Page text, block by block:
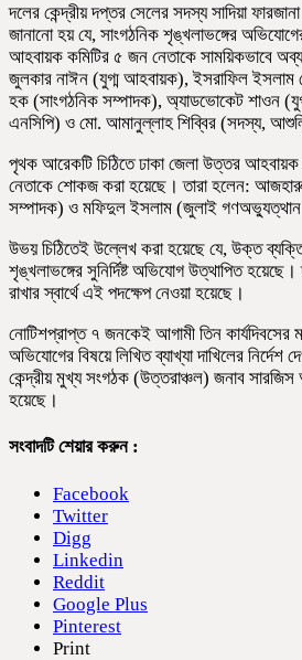
দলের কেন্দ্রীয় দপ্তর সেলের সদস্য সাদিয়া ফারজানা
জানানো হয় যে, সাংগঠনিক শৃঙ্খলাভঙ্গের
আহবায়ক কমিটির ৫ জন নেতাকে সাময়িকভাবে
জুলকার নাঈন (যুগ্ম আহবায়ক), ইসরাফিল
হক (সাংগঠনিক সম্পাদক), অ্যাডভোকেট শাওন
এনসিপি) ও মো. আমানুল্লাহ শিব্বির (সদস্য,
পৃথক আরেকটি চিঠিতে ঢাকা জেলা উত্তর
নেতাকে শোকজ করা হয়েছে। তারা হলেন:
সম্পাদক) ও মফিদুল ইসলাম (জুলাই
উভয় চিঠিতেই উল্লেখ করা হয়েছে যে, উক্ত
শৃঙ্খলাভঙ্গের সুনির্দিষ্ট অভিযোগ উত্থাপিত
রাখার স্বার্থে এই পদক্ষেপ নেওয়া হয়েছে।
নোটিশপ্রাপ্ত ৭ জনকেই আগামী তিন কার্যদিবসের
অভিযোগের বিষয়ে লিখিত ব্যাখ্যা দাখিলের
কেন্দ্রীয় মুখ্য সংগঠক (উত্তরাঞ্চল) জনাব
হয়েছে।
সংবাদটি শেয়ার করুন :
Facebook
Twitter
Digg
Linkedin
Reddit
Google Plus
Pinterest
Print